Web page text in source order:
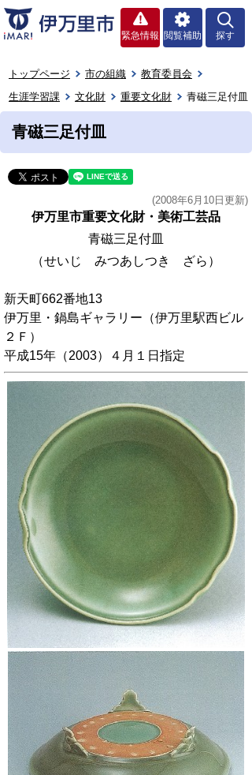
緊急情報 閲覧補助 探す
トップページ 市の組織
教育委員会
生涯学習課
文化財 重要文化財 青磁三足付皿
青磁三足付皿
(2008年6月10日更新)
伊万里市重要文化財・美術工芸品
青磁三足付皿
（せいじ みつあしつき ざら）
新天町662番地13
伊万里・鍋島ギャラリー（伊万里駅西ビル
２Ｆ）
平成15年（2003）４月１日指定